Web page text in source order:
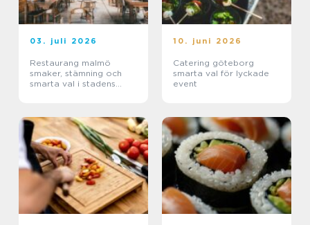
03. juli 2026
Restaurang malmö
smaker, stämning och
smarta val i stadens
10. juni 2026
Catering göteborg
smarta val för lyckade
event